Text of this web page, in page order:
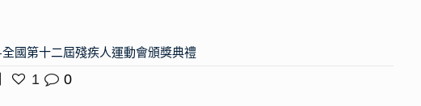
國第十二屆殘疾人運動會頒獎典禮
0
1